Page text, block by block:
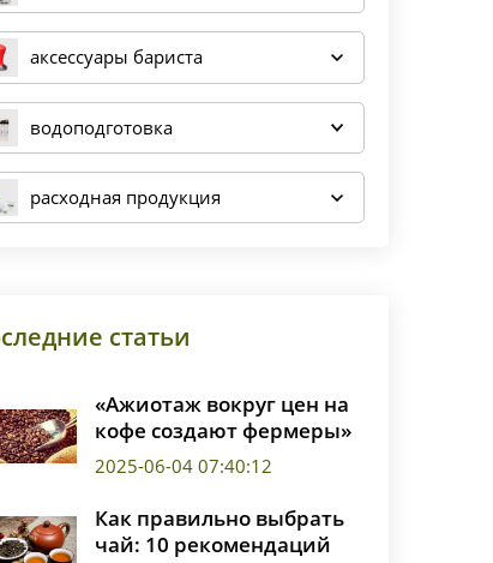
аксессуары бариста
водоподготовка
расходная продукция
статьи
«Ажиотаж вокруг цен на
кофе создают фермеры»
2025-06-04 07:40:12
Как правильно выбрать
чай: 10 рекомендаций